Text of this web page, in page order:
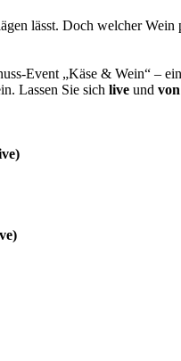
lässt. Doch welcher
Event „Käse & Wein“ –
Lassen Sie sich live und